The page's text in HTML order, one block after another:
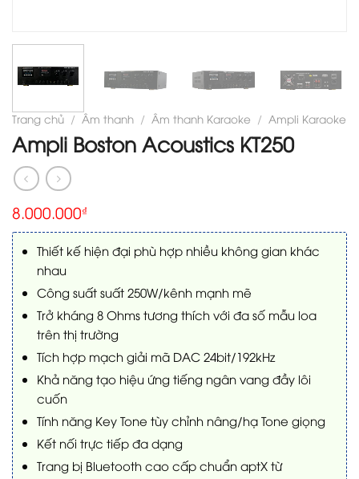
Trang chủ / Âm thanh / Âm thanh Karaoke / Ampli Karaoke
Ampli Boston Acoustics KT250
8.000.000₫
Thiết kế hiện đại phù hợp nhiều không gian khác
nhau
Công suất suất 250W/kênh mạnh mẽ
Trở kháng 8 Ohms tương thích với đa số mẫu loa
trên thị trường
Tích hợp mạch giải mã DAC 24bit/192kHz
Khả năng tạo hiệu ứng tiếng ngân vang đầy lôi
cuốn
Tính năng Key Tone tùy chỉnh nâng/hạ Tone giọng
Kết nối trực tiếp đa dạng
Trang bị Bluetooth cao cấp chuẩn aptX từ